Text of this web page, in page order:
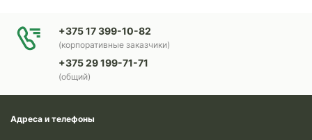
+375 17 399-10-82
(корпоративные заказчики)
+375 29 199-71-71
(общий)
Адреса и телефоны